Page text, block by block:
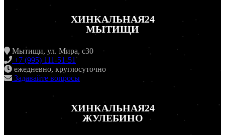
ХИНКАЛЬНАЯ24
МЫТИЩИ
Мытищи, ул. Мира, с30
+7 (995) 111-51-51
ежедневно, круглосуточно
Задавайте вопросы
ХИНКАЛЬНАЯ24
ЖУЛЕБИНО